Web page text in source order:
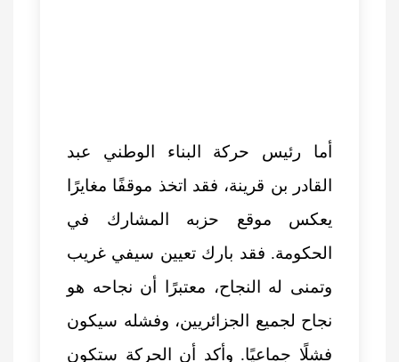
أما رئيس حركة البناء الوطني عبد
القادر بن قرينة، فقد اتخذ موقفًا مغايرًا
يعكس موقع حزبه المشارك في
الحكومة. فقد بارك تعيين سيفي غريب
وتمنى له النجاح، معتبرًا أن نجاحه هو
نجاح لجميع الجزائريين، وفشله سيكون
فشلًا جماعيًا. وأكد أن الحركة ستكون